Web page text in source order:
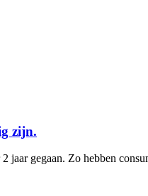
zijn.
gegaan. Zo hebben